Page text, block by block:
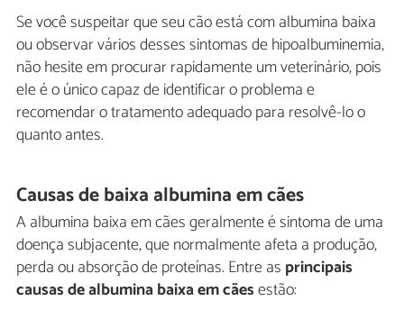
Se você suspeitar que seu cão está com albumina baixa
ou observar vários desses sintomas de hipoalbuminemia,
não hesite em procurar rapidamente um veterinário, pois
ele é o único capaz de identificar o problema e
recomendar o tratamento adequado para resolvê-lo o
quanto antes.
Causas de baixa albumina em cães
A albumina baixa em cães geralmente é sintoma de uma
doença subjacente, que normalmente afeta a produção,
perda ou absorção de proteínas. Entre as principais
causas de albumina baixa em cãesestão: